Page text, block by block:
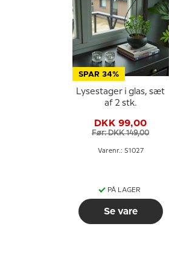
SPAR 34%
Lysestager i glas, sæt
af 2 stk.
DKK 99,00
Før: DKK 149,00
Varenr.: S1027
PÅ LAGER
Se vare